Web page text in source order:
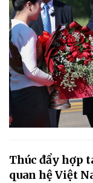
Thúc đẩy hợp
quan hệ Việt